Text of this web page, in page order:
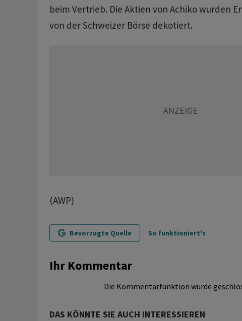
beim Vertrieb. Die Aktien von Achiko wurden
von der Schweizer Börse dekotiert.
(AWP)
Bevorzugte Quelle So funktioniert's
Ihr Kommentar
Die Kommentarfunktion wurde
DAS KÖNNTE SIE AUCH INTERESSIEREN